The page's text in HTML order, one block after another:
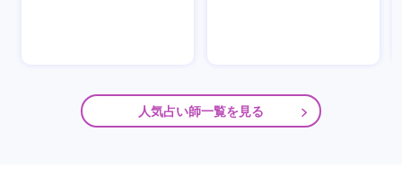
人気占い師一覧を見る